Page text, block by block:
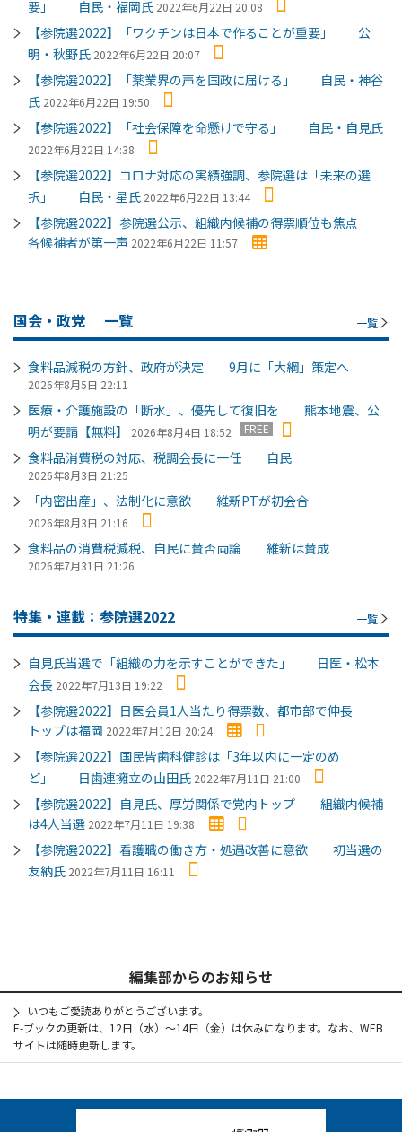
要」 自民・福岡氏 2022年6月22日 20:08
【参院選2022】「ワクチンは日本で作ることが重要」 公
明・秋野氏 2022年6月22日 20:07
【参院選2022】「薬業界の声を国政に届ける」 自民・神谷
氏 2022年6月22日 19:50
【参院選2022】「社会保障を命懸けで守る」 自民・自見氏
2022年6月22日 14:38
【参院選2022】コロナ対応の実績強調、参院選は「未来の選
択」 自民・星氏 2022年6月22日 13:44
【参院選2022】参院選公示、組織内候補の得票順位も焦点
各候補者が第一声 2022年6月22日 11:57
国会・政党 一覧 一覧
食料品減税の方針、政府が決定 9月に「大綱」策定へ
2026年8月5日 22:11
医療・介護施設の「断水」、優先して復旧を 熊本地震、公
明が要請【無料】
2026年8月4日 18:52 FREE
食料品消費税の対応、税調会長に一任 自民
2026年8月3日 21:25
「内密出産」、法制化に意欲 維新PTが初会合
2026年8月3日 21:16
食料品の消費税減税、自民に賛否両論 維新は賛成
2026年7月31日 21:26
特集・連載：参院選2022 一覧
自見氏当選で「組織の力を示すことができた」 日医・松本
会長 2022年7月13日 19:22
【参院選2022】日医会員1人当たり得票数、都市部で伸長
トップは福岡 2022年7月12日 20:24
【参院選2022】国民皆歯科健診は「3年以内に一定のめ
ど」 日歯連擁立の山田氏 2022年7月11日 21:00
【参院選2022】自見氏、厚労関係で党内トップ 組織内候補
は4人当選 2022年7月11日 19:38
【参院選2022】看護職の働き方・処遇改善に意欲 初当選の
友納氏 2022年7月11日 16:11
編集部からのお知らせ
いつもご愛読ありがとうございます。
E-ブックの更新は、12日（水）～14日（金）は休みになります。なお、WEB
サイトは随時更新します。